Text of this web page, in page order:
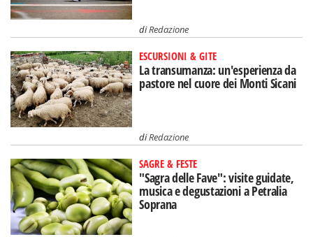
diRedazione
ESCURSIONI & GITE
La transumanza: un'esperienza da
pastore nel cuore dei Monti Sicani
diRedazione
SAGRE & FESTE
"Sagra delle Fave": visite guidate,
musica e degustazioni a Petralia
Soprana